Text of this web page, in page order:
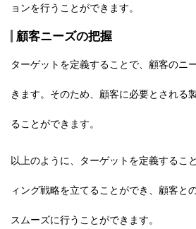
ョンを行うことができます。
顧客ニーズの把握
ターゲットを定義することで、顧客のニ
きます。そのため、顧客に必要とされる
ることができます。
以上のように、ターゲットを定義すること
ィング戦略を立てることができ、顧客と
スムーズに行うことができます。